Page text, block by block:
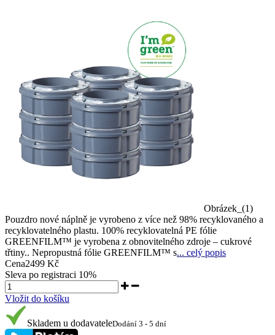
Obrázek_(1)
Pouzdro nové náplně je vyrobeno z více než 98% recyklovaného a
recyklovatelného plastu. 100% recyklovatelná PE fólie
GREENFIL­M™ je vyrobena z obnovitelného zdroje – cukrové
třtiny.. Nepropustná fó­lie GREEN­FILM™ s... celý popis
Cena2499 Kč
Sleva po registraci 10%
Vložit do košíku
Skladem u dodavateleDodání 3 - 5 dní